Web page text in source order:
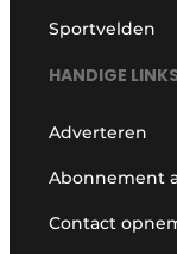
Sportvelden
HANDIGE
Adverteren
Abonnement
Contact